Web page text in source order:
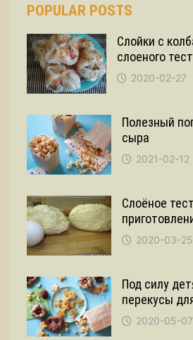
POPULAR POSTS
Слойки с
слоеного
2020-02-27
Полезный
сыра
2021-02-12
Слоёное
2020-03-25
Под силу
перекусы
2020-05-07